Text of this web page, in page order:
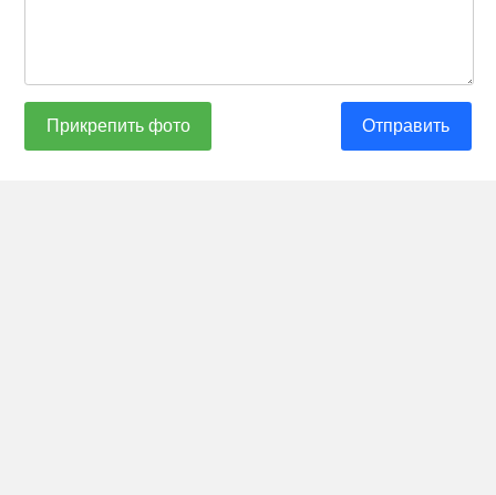
Прикрепить фото Отправить